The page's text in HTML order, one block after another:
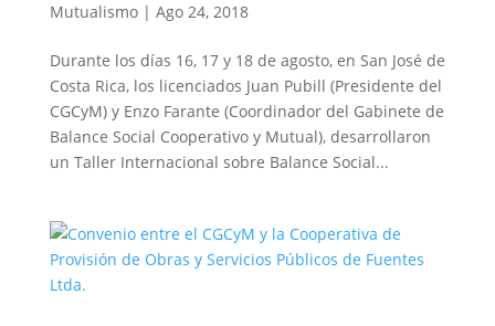
Mutualismo| Ago 24, 2018
Durante los días 16, 17 y 18 de agosto, en San José de
Costa Rica, los licenciados Juan Pubill (Presidente del
CGCyM) y Enzo Farante (Coordinador del Gabinete de
Balance Social Cooperativo y Mutual), desarrollaron
un Taller Internacional sobre Balance Social...